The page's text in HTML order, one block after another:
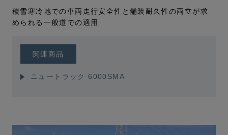
積雪寒冷地での車両走行安全性と 舗装耐久性の両立が求
められる一般道での適用
関連商品
ニュートラック 6000SMA